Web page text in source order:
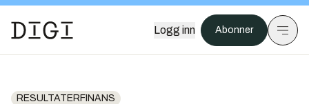
Logg inn Abonner
RESULTATERFINANS